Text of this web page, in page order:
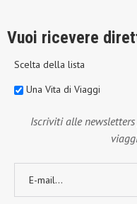
Vuoi ricevere
Scelta della lista
Una Vita di Viaggi
Iscriviti alle